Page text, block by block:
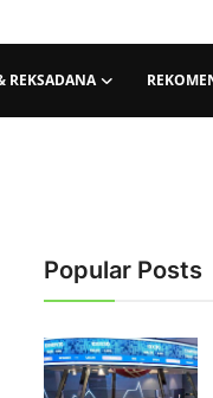
REKSADANA
Popular Posts